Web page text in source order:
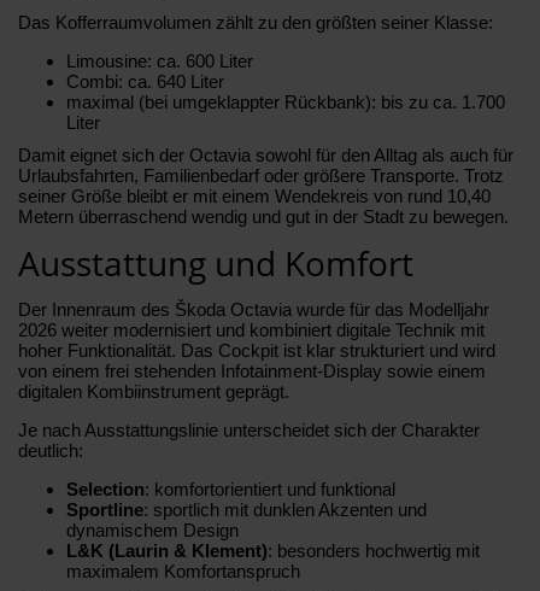
Das Kofferraumvolumen zählt zu den größten seiner Klasse:
Limousine: ca. 600 Liter
Combi: ca. 640 Liter
maximal (bei umgeklappter Rückbank): bis zu ca. 1.700
Liter
Damit eignet sich der Octavia sowohl für den Alltag als auch für
Urlaubsfahrten, Familienbedarf oder größere Transporte. Trotz
seiner Größe bleibt er mit einem Wendekreis von rund 10,40
Metern überraschend wendig und gut in der Stadt zu bewegen.
Ausstattung und Komfort
Der Innenraum des Škoda Octavia wurde für das Modelljahr
2026 weiter modernisiert und kombiniert digitale Technik mit
hoher Funktionalität. Das Cockpit ist klar strukturiert und wird
von einem frei stehenden Infotainment-Display sowie einem
digitalen Kombiinstrument geprägt.
Je nach Ausstattungslinie unterscheidet sich der Charakter
deutlich:
Selection: komfortorientiert und funktional
Sportline: sportlich mit dunklen Akzenten und
dynamischem Design
L&K (Laurin & Klement): besonders hochwertig mit
maximalem Komfortanspruch